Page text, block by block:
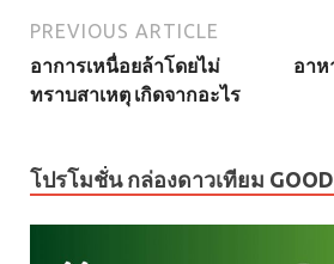
PREVIOUS ARTICLE
อาการเหนื่อยล้าโดยไม่
ทราบสาเหตุ เกิดจากอะไร
อาห
โปรโมชั่น กล่องดาวเทียม